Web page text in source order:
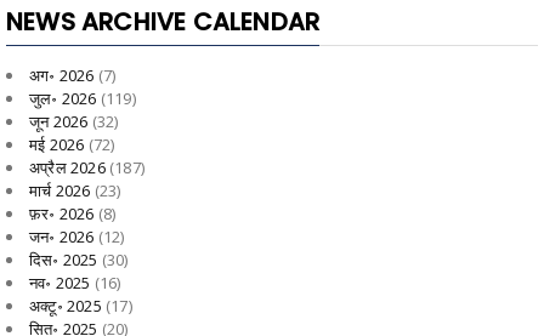
NEWS ARCHIVE CALENDAR
अग॰ 2026 (7)
जुल॰ 2026 (119)
जून 2026 (32)
मई 2026 (72)
अप्रैल 2026(187)
मार्च 2026 (23)
फ़र॰ 2026 (8)
जन॰ 2026 (12)
दिस॰ 2025 (30)
नव॰ 2025 (16)
अक्टू॰ 2025 (17)
सित॰ 2025 (20)